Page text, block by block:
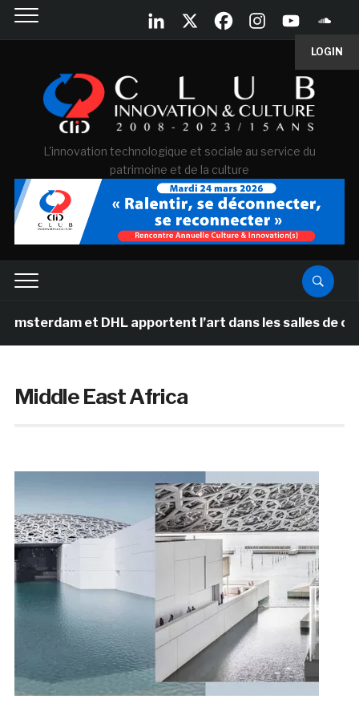
LOGIN
L'innovation technologique et sociale au service du
patrimoine et de la culture
et DHL apportent l’art dans les salles de classe des
Middle East Africa